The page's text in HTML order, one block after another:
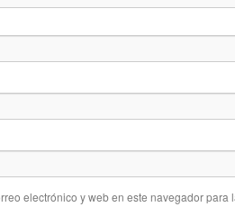
electrónico y web en este navegador para